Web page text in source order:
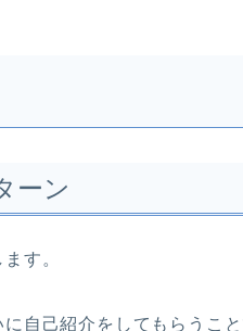
ーン
す。
自己紹介をしてもらうこと